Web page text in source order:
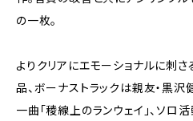
の一枚。
よりクリアにエモーショナルに刺
品、ボーナストラックは親友・黒
一曲「稜線上のランウェイ」、ソ